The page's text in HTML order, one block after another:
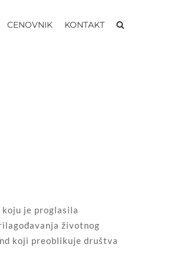
CENOVNIK KONTAKT
koju je proglasila
životnog
koji preoblikuje društva